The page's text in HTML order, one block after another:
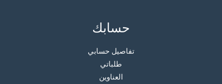
حسابك
تفاصيل حسابي
طلباتي
العناوين